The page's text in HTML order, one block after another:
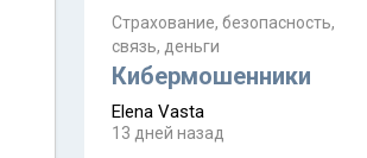
уже, как демобилизовались,
а продолжают встречаться
почти каждую неделю) и с
разводится!" Эйтан -
Страхование, безопасность,
связь, деньги
Кибермошенники
Elena Vasta
13 дней назад